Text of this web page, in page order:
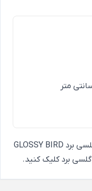
بردکلیک کنید.